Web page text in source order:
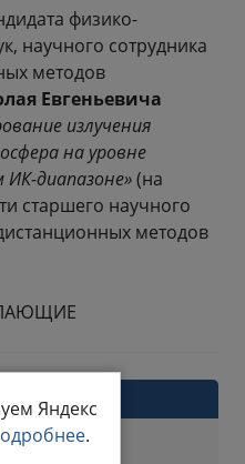
физико-
научного сотрудника
методов
Евгеньевича
излучения
на уровне
диапазоне»(на
старшего научного
методов
Яндекс
.